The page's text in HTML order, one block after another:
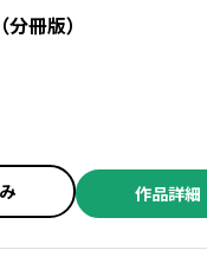
冊版）
作品詳細